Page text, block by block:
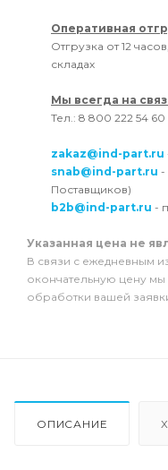
Оперативная
Отгрузка от 12
складах
Мы всегда на
Тел.: 8 800 222 54 60
zakaz@ind-part.ru
snab@ind-part.ru -
Поставщиков)
b2b@ind-part.ru -
Указанная цена не
В связи с ежедневным
окончательную цену
обработки вашей
ОПИСАНИЕ